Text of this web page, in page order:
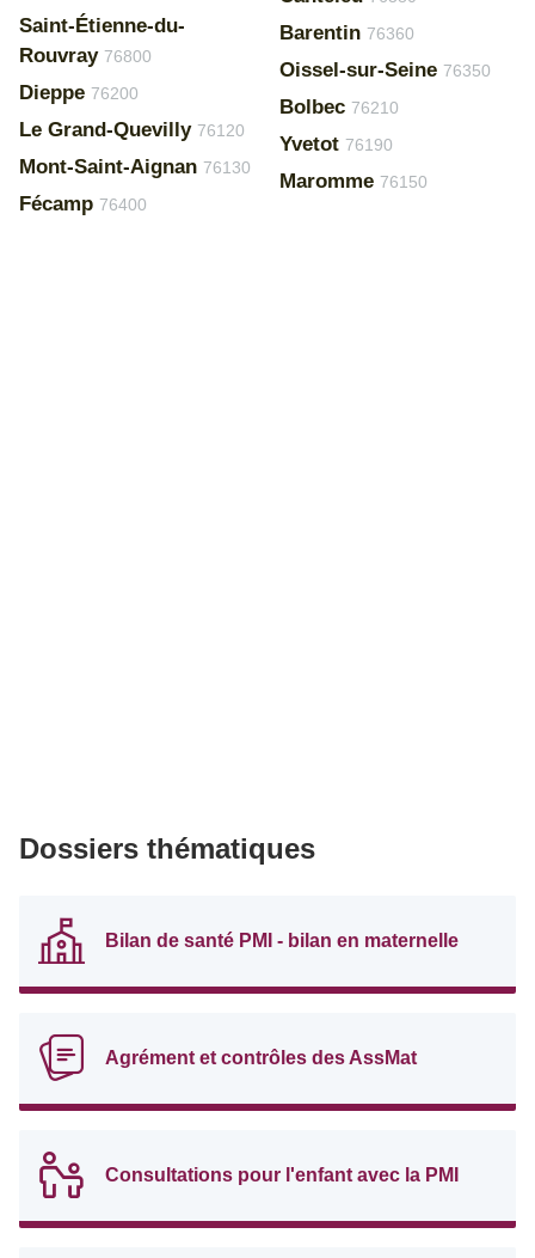
Saint-Étienne-du-
Rouvray 76800
Dieppe 76200
Le Grand-Quevilly 76120
Mont-Saint-Aignan 76130
Fécamp 76400
Barentin 76360
Oissel-sur-Seine 76350
Bolbec 76210
Yvetot 76190
Maromme 76150
Dossiers thématiques
Bilan de santé PMI - bilan en maternelle
Agrément et contrôles des AssMat
Consultations pour l'enfant avec la PMI